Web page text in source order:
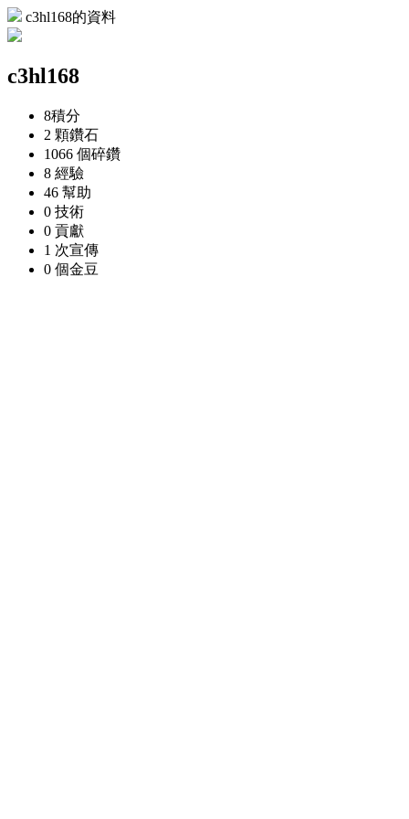
c3hl168的資料
c3hl168
8積分
2 顆鑽石
1066 個碎鑽
8 經驗
46 幫助
0 技術
0 貢獻
1 次宣傳
0 個金豆